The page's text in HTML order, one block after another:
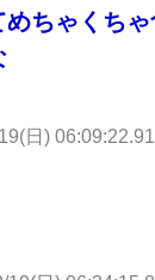
ちゃくち
日)